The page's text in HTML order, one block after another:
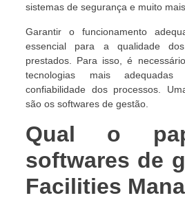
sistemas de segurança e muito
Garantir o funcionamento
essencial para a qualidade
prestados. Para isso, é
tecnologias mais
confiabilidade dos processos.
são os softwares de gestão.
Qual o
softwares de
Facilities